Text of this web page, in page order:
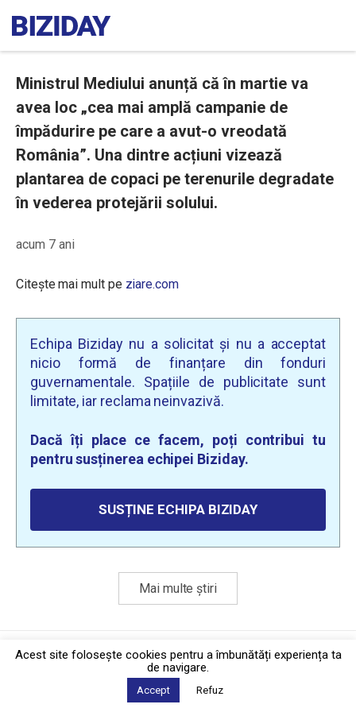
Ministrul Mediului anunță că în martie va
avea loc „cea mai amplă campanie de
împădurire pe care a avut-o vreodată
România”. Una dintre acțiuni vizează
plantarea de copaci pe terenurile degradate
în vederea protejării solului.
acum 7 ani
Citește mai mult pe ziare.com
Echipa Biziday nu a solicitat și nu a acceptat
nicio formă de finanțare din fonduri
guvernamentale. Spațiile de publicitate sunt
limitate, iar reclama neinvazivă.
Dacă îți place ce facem, poți contribui tu
pentru susținerea echipei Biziday.
SUSȚINE ECHIPA BIZIDAY
Mai multe știri
Politica de confidențialitate·Contact
2026 © Biziday
Acest site foloseşte cookies pentru a îmbunătăți experiența ta
de navigare.
Accept Refuz